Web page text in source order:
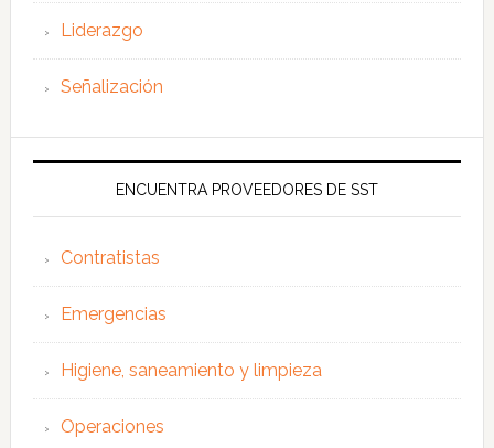
Liderazgo
Señalización
ENCUENTRA PROVEEDORES DE SST
Contratistas
Emergencias
Higiene, saneamiento y limpieza
Operaciones